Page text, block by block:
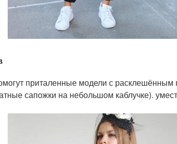
приталенные модели с
сапожки на небольшом каблучке).